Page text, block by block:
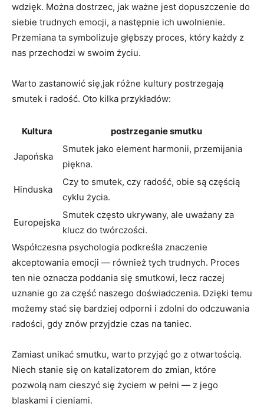
wdzięk. Można dostrzec, jak ważne jest dopuszczenie do
siebie trudnych emocji, a następnie ich uwolnienie.
Przemiana ta symbolizuje głębszy proces, który każdy z
nas przechodzi w swoim życiu.
Warto zastanowić się,jak różne kultury postrzegają
smutek i radość. Oto kilka przykładów:
Kultura postrzeganie smutku
Japońska
Smutek jako element harmonii, przemijania
piękna.
Hinduska
Czy to smutek, czy radość, obie są częścią
cyklu życia.
Europejska
Smutek często ukrywany, ale uważany za
klucz do twórczości.
Współczesna psychologia podkreśla znaczenie
akceptowania emocji — również tych trudnych. Proces
ten nie oznacza poddania się smutkowi, lecz raczej
uznanie go za część naszego doświadczenia. Dzięki temu
możemy stać się bardziej odporni i zdolni do odczuwania
radości, gdy znów przyjdzie czas na taniec.
Zamiast unikać smutku, warto przyjąć go z otwartością.
Niech stanie się on katalizatorem do zmian, które
pozwolą nam cieszyć się życiem w pełni — z jego
blaskami i cieniami.